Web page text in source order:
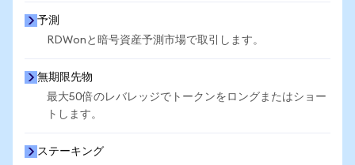
予測
RDWonと暗号資産予測市場で取引します。
無期限先物
最大50倍のレバレッジでトークンをロングまたはショー
トします。
ステーキング